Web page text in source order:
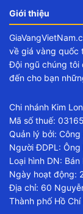
Giới thiệu
về giá vàng quốc
Đội ngũ chúng tôi
đến cho bạn
Chi nhánh Kim
Mã số thuế:
Quản lý bởi: Công
Người ĐDPL:
Loại hình DN:
Ngày hoạt động:
Địa chỉ: 60
Thành phố Hồ Chí